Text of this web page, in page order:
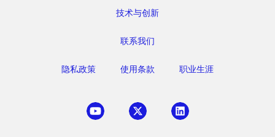
技术与创新
联系我们
隐私政策 使用条款 职业生涯